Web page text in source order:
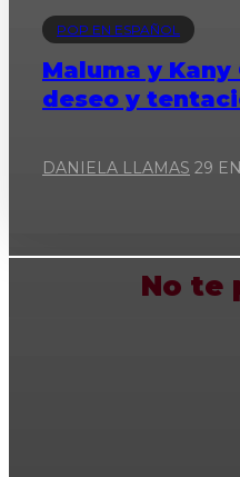
POP EN ESPAÑOL
Maluma y
deseo y
DANIELA LLAMAS 29
No te